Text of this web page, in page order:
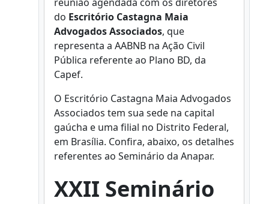
do Escritório Castagna Maia
Advogados Associados, que
representa a AABNB na Ação Civil
Pública referente ao Plano BD, da
Capef.
O Escritório Castagna Maia Advogados
Associados tem sua sede na capital
gaúcha e uma filial no Distrito Federal,
em Brasília. Confira, abaixo, os detalhes
referentes ao Seminário da Anapar.
XXII Seminário